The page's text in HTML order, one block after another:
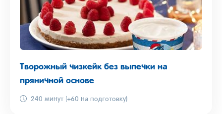
Творожный чизкейк без выпечки на
пряничной основе
240 минут (+60 на подготовку)